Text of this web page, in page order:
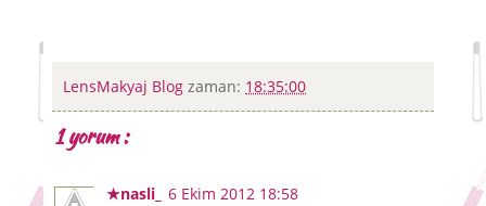
LensMakyaj Blog zaman: 18:35:00
1 yorum :
★nasli_
6 Ekim 2012 18:58